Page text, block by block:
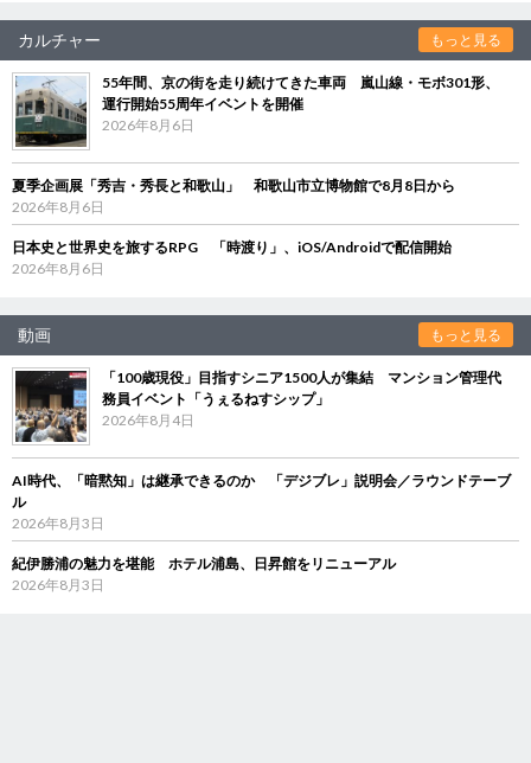
カルチャー もっと見る
55年間、京の街を走り続けてきた車両 嵐山線・モボ301形、
運行開始55周年イベントを開催
2026年8月6日
夏季企画展「秀吉・秀長と和歌山」 和歌山市立博物館で8月8日から
2026年8月6日
日本史と世界史を旅するRPG 「時渡り」、iOS/Androidで配信開始
2026年8月6日
動画 もっと見る
「100歳現役」目指すシニア1500人が集結 マンション管理代
務員イベント「うぇるねすシップ」
2026年8月4日
AI時代、「暗黙知」は継承できるのか 「デジブレ」説明会／ラウンドテーブ
ル
2026年8月3日
紀伊勝浦の魅力を堪能 ホテル浦島、日昇館をリニューアル
2026年8月3日